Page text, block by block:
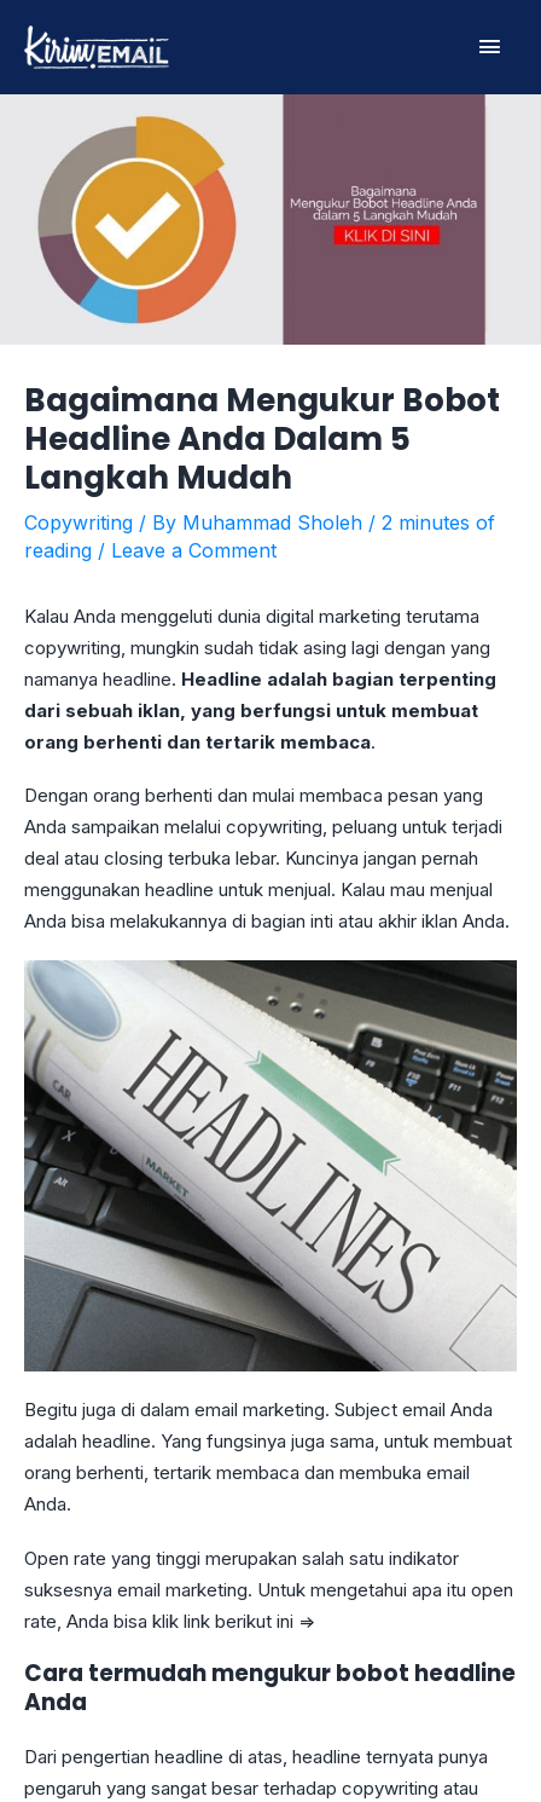
content
Main
Bagaimana Mengukur Bobot
Headline Anda Dalam 5
Langkah Mudah
Copywriting / By Muhammad Sholeh / 2 minutes of
reading / Leave a Comment
Kalau Anda menggeluti dunia digital marketing terutama
copywriting, mungkin sudah tidak asing lagi dengan yang
namanya headline. Headline adalah bagian terpenting
dari sebuah iklan, yang berfungsi untuk membuat
orang berhenti dan tertarik membaca.
Dengan orang berhenti dan mulai membaca pesan yang
Anda sampaikan melalui copywriting, peluang untuk terjadi
deal atau closing terbuka lebar. Kuncinya jangan pernah
menggunakan headline untuk menjual. Kalau mau menjual
Anda bisa melakukannya di bagian inti atau akhir iklan Anda.
Begitu juga di dalam email marketing. Subject email Anda
adalah headline. Yang fungsinya juga sama, untuk membuat
orang berhenti, tertarik membaca dan membuka email
Anda.
Open rate yang tinggi merupakan salah satu indikator
suksesnya email marketing. Untuk mengetahui apa itu open
rate, Anda bisa klik link berikut ini =>
Cara termudah mengukur bobot headline
Anda
Dari pengertian headline di atas, headline ternyata punya
pengaruh yang sangat besar terhadap copywriting atau